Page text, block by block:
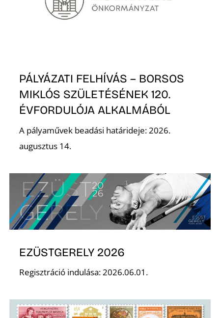
PÁLYÁZATI FELHÍVÁS – BORSOS
MIKLÓS SZÜLETÉSÉNEK 120.
ÉVFORDULÓJA ALKALMÁBÓL
A pályaművek beadási határideje: 2026.
augusztus 14.
EZÜSTGERELY 2026
Regisztráció indulása: 2026.06.01.